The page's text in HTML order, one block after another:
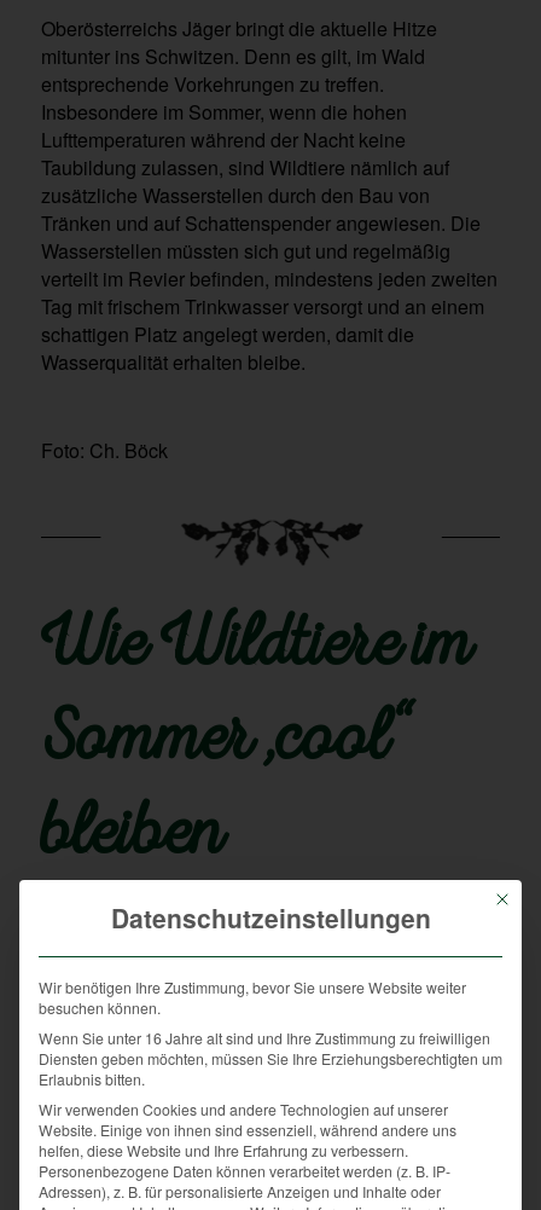
Oberösterreichs Jäger bringt die aktuelle Hitze
mitunter ins Schwitzen. Denn es gilt, im Wald
entsprechende Vorkehrungen zu treffen.
Insbesondere im Sommer, wenn die hohen
Lufttemperaturen während der Nacht keine
Taubildung zulassen, sind Wildtiere nämlich auf
zusätzliche Wasserstellen durch den Bau von
Tränken und auf Schattenspender angewiesen. Die
Wasserstellen müssten sich gut und regelmäßig
verteilt im Revier befinden, mindestens jeden zweiten
Tag mit frischem Trinkwasser versorgt und an einem
schattigen Platz angelegt werden, damit die
Wasserqualität erhalten bleibe.
Foto: Ch. Böck
Wie Wildtiere im
Sommer „cool“
bleiben
„36 Grad und es wird noch heißer…“- unter diesem
Motto stand das Wetter in den letzten Wochen in
Oberösterreich. Bei dieser Rekordhitze ist nicht nur
den Menschen, sondern auch den tierischen
Waldbewohnern heiß. Dabei gibt es im
Hitzeempfinden von Mensch und Tier einen großen
Unterschied: Menschen können schwitzen, Wildtiere
nicht. Letztere besitzen kaum bis gar keine
Schweißdrüsen. Das mag zuerst als Nachteil
Mit
Datenschutzeinstellungen
Wir benötigen Ihre Zustimmung, bevor Sie unsere Website weiter
besuchen können.
Wenn Sie unter 16 Jahre alt sind und Ihre Zustimmung zu freiwilligen
Diensten geben möchten, müssen Sie Ihre Erziehungsberechtigten um
Erlaubnis bitten.
Wir verwenden Cookies und andere Technologien auf unserer
Website. Einige von ihnen sind essenziell, während andere uns
helfen, diese Website und Ihre Erfahrung zu verbessern.
Personenbezogene Daten können verarbeitet werden (z. B. IP-
Adressen), z. B. für personalisierte Anzeigen und Inhalte oder